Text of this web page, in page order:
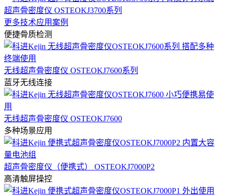
超声骨密度仪 OSTEOKJ3700系列
更多技术应用案例
便捷骨质检测
无线超声骨密度仪 OSTEOKJ7600系列
蓝牙无线连接
无线超声骨密度仪 OSTEOKJ7600
多种场景应用
超声骨密度仪（便携式） OSTEOKJ7000P2
高清触屏操控